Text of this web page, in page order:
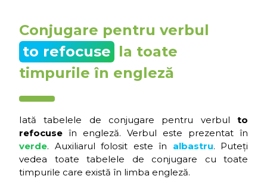
Conjugare pentru verbul
to refocuse la toate
timpurile în engleză
Iată tabelele de conjugare pentru verbul to
refocuse în engleză. Verbul este prezentat în
verde. Auxiliarul folosit este în albastru. Puteți
vedea toate tabelele de conjugare cu toate
timpurile care există în limba engleză.